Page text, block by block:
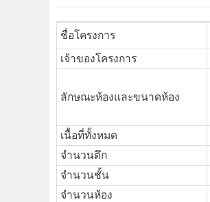
ชื่อโครงการ
เจ้าของโครงการ
ลักษณะห้องและขนาดห้อง
เนื้อที่ทั้งหมด
จำนวนตึก
จำนวนชั้น
จำนวนห้อง